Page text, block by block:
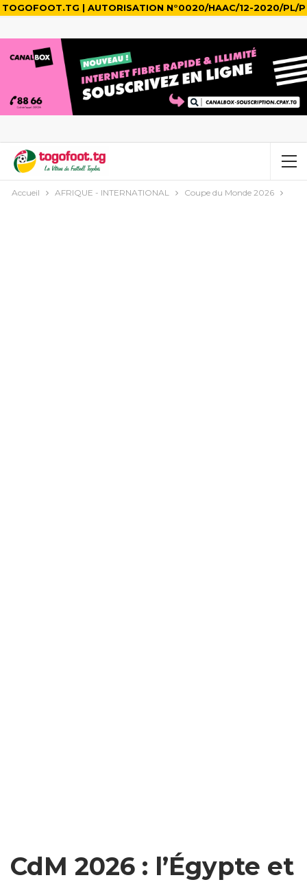
TOGOFOOT.TG | AUTORISATION N°0020/HAAC/12-2020/PL/P
Accueil AFRIQUE - INTERNATIONAL Coupe du Monde 2026
CdM 2026 : l’Égypte et